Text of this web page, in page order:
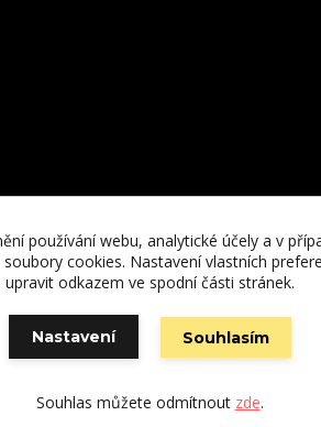
Vytvořeno na Eshop-rychle.cz
používání webu, analytické účely a v
cookies. Nastavení vlastních
upravit odkazem ve spodní části stránek.
Nastavení Souhlasím
Souhlas můžete odmítnout zde.